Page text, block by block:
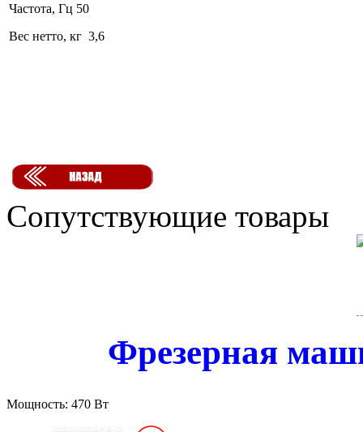
Частота, Гц 50
Вес нетто, кг 3,6
Сопутствующие товары
Фрезерная
Мощность: 470 Вт